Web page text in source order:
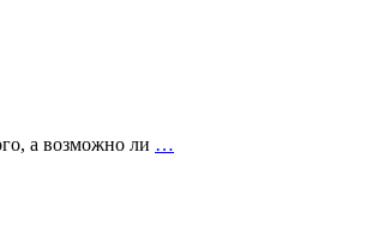
а возможно ли …